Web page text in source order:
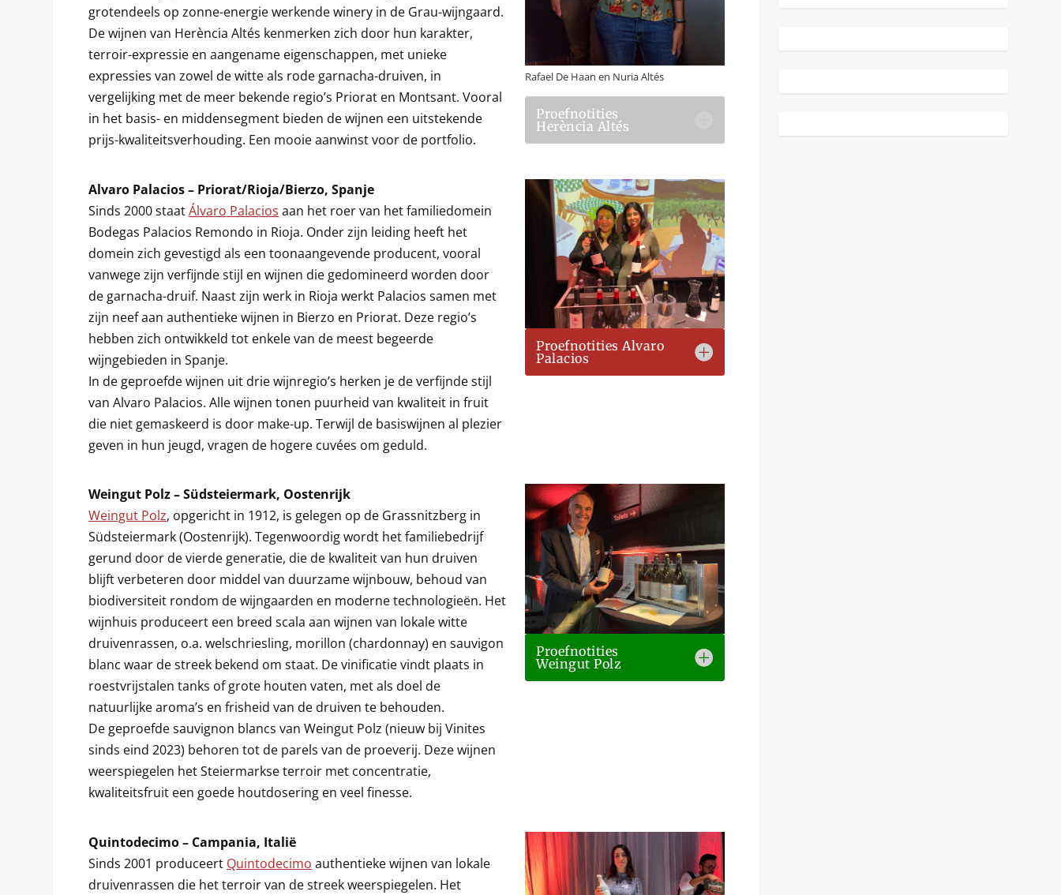
grotendeels op zonne-energie werkende winery in de Grau-wijngaard.
De wijnen van Herència Altés kenmerken zich door hun karakter,
terroir-expressie en aangename eigenschappen, met unieke
expressies van zowel de witte als rode garnacha-druiven, in
vergelijking met de meer bekende regio’s Priorat en Montsant. Vooral
in het basis- en middensegment bieden de wijnen een uitstekende
prijs-kwaliteitsverhouding. Een mooie aanwinst voor de portfolio.
Rafael De Haan en Nuria Altés
Proefnotities
Herència Altés
Alvaro Palacios – Priorat/Rioja/Bierzo, Spanje
Sinds 2000 staatÁlvaro Palacios aan het roer van het familiedomein
Bodegas Palacios Remondo in Rioja. Onder zijn leiding heeft het
domein zich gevestigd als een toonaangevende producent, vooral
vanwege zijn verfijnde stijl en wijnen die gedomineerd worden door
de garnacha-druif. Naast zijn werk in Rioja werkt Palacios samen met
zijn neef aan authentieke wijnen in Bierzo en Priorat. Deze regio’s
hebben zich ontwikkeld tot enkele van de meest begeerde
wijngebieden in Spanje.
In de geproefde wijnen uit drie wijnregio’s herken je de verfijnde stijl
van Alvaro Palacios. Alle wijnen tonen puurheid van kwaliteit in fruit
die niet gemaskeerd is door make-up. Terwijl de basiswijnen al plezier
geven in hun jeugd, vragen de hogere cuvées om geduld.
Proefnotities Alvaro
Palacios
Weingut Polz – Südsteiermark, Oostenrijk
Weingut Polz, opgericht in 1912, is gelegen op de Grassnitzberg in
Südsteiermark (Oostenrijk). Tegenwoordig wordt het familiebedrijf
gerund door de vierde generatie, die de kwaliteit van hun druiven
blijft verbeteren door middel van duurzame wijnbouw, behoud van
biodiversiteit rondom de wijngaarden en moderne technologieën. Het
wijnhuis produceert een breed scala aan wijnen van lokale witte
druivenrassen, o.a. welschriesling, morillon (chardonnay) en sauvigon
blanc waar de streek bekend om staat. De vinificatie vindt plaats in
roestvrijstalen tanks of grote houten vaten, met als doel de
natuurlijke aroma’s en frisheid van de druiven te behouden.
De geproefde sauvignon blancs van Weingut Polz (nieuw bij Vinites
sinds eind 2023) behoren tot de parels van de proeverij. Deze wijnen
weerspiegelen het Steiermarkse terroir met concentratie,
kwaliteitsfruit een goede houtdosering en veel finesse.
Proefnotities
Weingut Polz
Quintodecimo – Campania, Italië
Sinds 2001 produceert Quintodecimo authentieke wijnen van lokale
druivenrassen die het terroir van de streek weerspiegelen. Het